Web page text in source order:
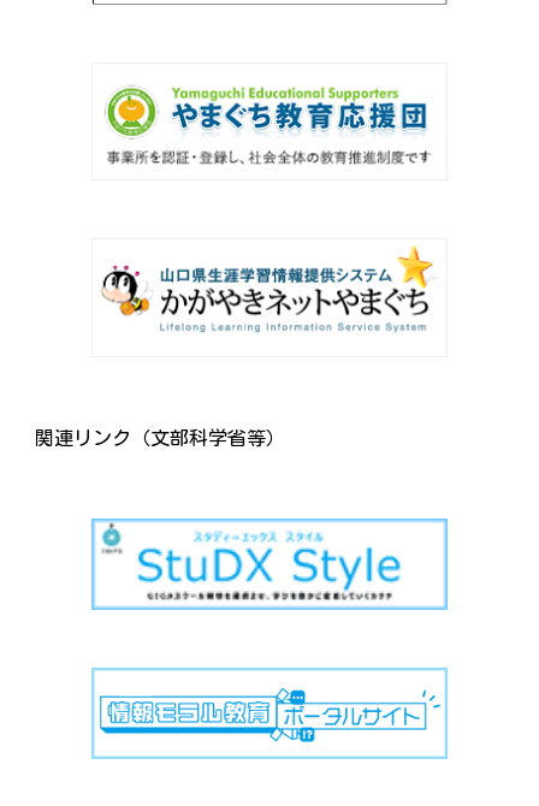
関連リンク（文部科学省等）